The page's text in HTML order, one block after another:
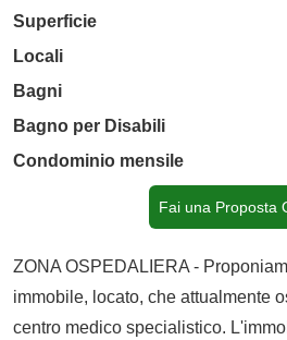
Superficie
Locali
Bagni
Bagno per Disabili
Condominio mensile
Fai una Proposta
ZONA OSPEDALIERA -
immobile, locato, che attualmente
centro medico specialistico.